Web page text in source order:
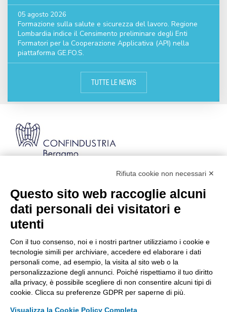
05 agosto 2026
Formazione sulla salute e sicurezza del lavoro. Regione
Lombardia indice il Censimento preliminare degli Enti
Formatori per la Cooperazione Applicativa (API) nella
piattaforma GE.FO.S.
TUTTE LE NEWS
Codice Fiscale: 80021750163 | PEC:
info@pec.confindustriabergamo.it
CONFINDUSTRIA BERGAMO
ASSISTENZA & PRIVACY
Rifiuta cookie non necessari ✕
Questo sito web raccoglie alcuni
dati personali dei visitatori e
utenti
Con il tuo consenso, noi e i nostri partner utilizziamo i cookie e
tecnologie simili per archiviare, accedere ed elaborare i dati
personali come, ad esempio, la visita al sito web o la
personalizzazione degli annunci. Poiché rispettiamo il tuo diritto
alla privacy, è possibile scegliere di non consentire alcuni tipi di
cookie. Clicca su preferenze GDPR per saperne di più.
Visualizza la Cookie Policy Completa